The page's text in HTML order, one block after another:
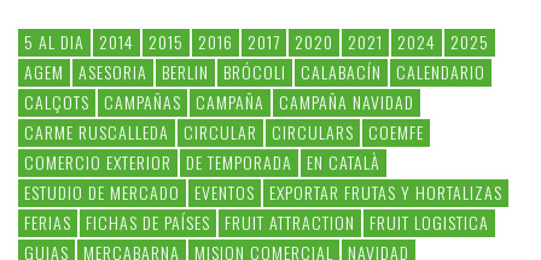
5 AL DIA 2014 2015 2016 2017 2020 2021 2024
2025
AGEM
ASESORIA BERLIN BRÓCOLI CALABACÍN
CALENDARIO
CALÇOTS
CAMPAÑAS CAMPAÑA
CAMPAÑA NAVIDAD
CARME RUSCALLEDA
CIRCULAR CIRCULARS
COEMFE
COMERCIO EXTERIOR
DE TEMPORADA
EN CATALÀ
ESTUDIO DE MERCADO
EVENTOS
EXPORTAR FRUTAS Y HORTALIZAS
FERIAS
FICHAS DE PAÍSES FRUIT ATTRACTION
FRUIT LOGISTICA
GUIAS
MERCABARNA MISION COMERCIAL
NAVIDAD